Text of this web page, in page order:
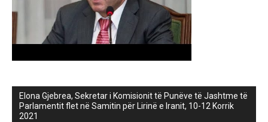
Elona Gjebrea, Sekretar i Komisionit të Punëve të Jashtme të
Parlamentit flet në Samitin për Lirinë e Iranit, 10-12 Korrik
2021